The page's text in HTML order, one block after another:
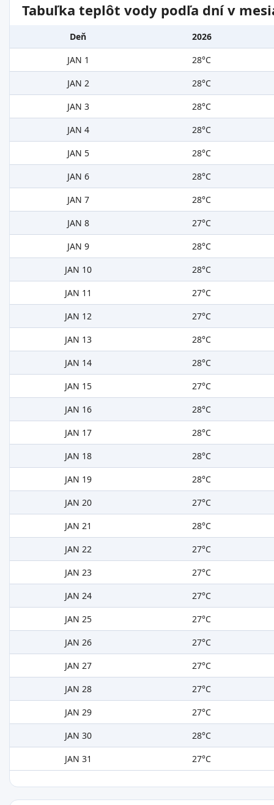
Tabuľka teplôt vody podľa dní v
Deň
2026
JAN 1
28°C
JAN 2
28°C
JAN 3
28°C
JAN 4
28°C
JAN 5
28°C
JAN 6
28°C
JAN 7
28°C
JAN 8
27°C
JAN 9
28°C
JAN 10
28°C
JAN 11
27°C
JAN 12
27°C
JAN 13
28°C
JAN 14
28°C
JAN 15
27°C
JAN 16
28°C
JAN 17
28°C
JAN 18
28°C
JAN 19
28°C
JAN 20
27°C
JAN 21
28°C
JAN 22
27°C
JAN 23
27°C
JAN 24
27°C
JAN 25
27°C
JAN 26
27°C
JAN 27
27°C
JAN 28
27°C
JAN 29
27°C
JAN 30
28°C
JAN 31
27°C